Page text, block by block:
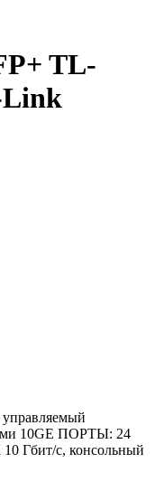
TL-
Link
10GE ПОРТЫ: 24
10 Гбит/с, консольный